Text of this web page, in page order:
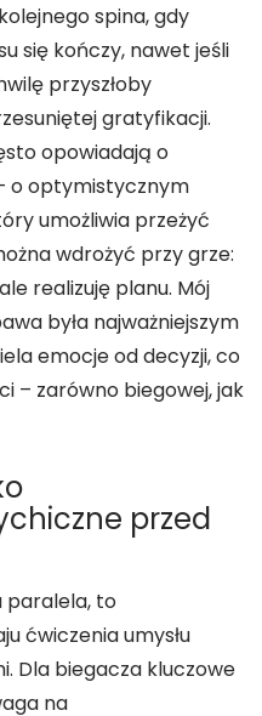
spina, gdy
się kończy, nawet jeśli
przyszłoby
gratyfikacji.
opowiadają o
o optymistycznym
umożliwia przeżyć
wdrożyć przy grze:
realizuję planu. Mój
była najważniejszym
emocje od decyzji, co
– zarówno biegowej, jak
przed
paralela, to
ćwiczenia umysłu
Dla biegacza kluczowe
na